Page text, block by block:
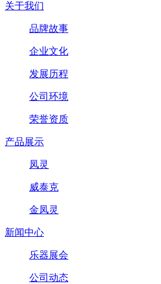
关于我们
品牌故事
企业文化
发展历程
公司环境
荣誉资质
产品展示
凤灵
威泰克
金凤灵
新闻中心
乐器展会
公司动态